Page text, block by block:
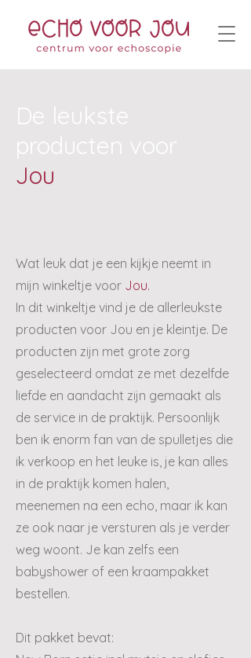
De leukste
producten voor
Jou
Wat leuk dat je een kijkje neemt in
mijn winkeltje voor Jou.
In dit winkeltje vind je de allerleukste
producten voor Jou en je kleintje. De
producten zijn met grote zorg
geselecteerd omdat ze met dezelfde
liefde en aandacht zijn gemaakt als
de service in de praktijk. Persoonlijk
ben ik enorm fan van de spulletjes die
ik verkoop en het leuke is, je kan alles
in de praktijk komen halen,
meenemen na een echo, maar ik kan
ze ook naar je versturen als je verder
weg woont. Je kan zelfs een
babyshower of een kraampakket
bestellen.
Dit pakket bevat: